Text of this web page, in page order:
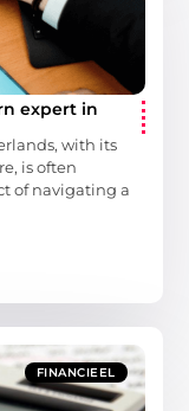
expert in
with its
is often
of navigating a
FINANCIEEL